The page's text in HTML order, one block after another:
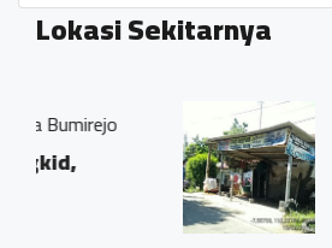
Lokasi Sekitarnya
Bengkel
Magelang
0.01 KM